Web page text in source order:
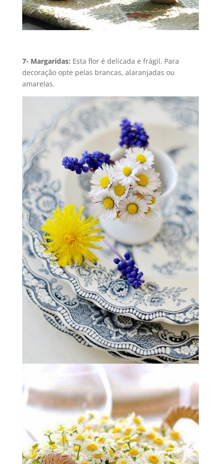
7- Margaridas: Esta flor é delicada e frágil. Para
decoração opte pelas brancas, alaranjadas ou
amarelas.